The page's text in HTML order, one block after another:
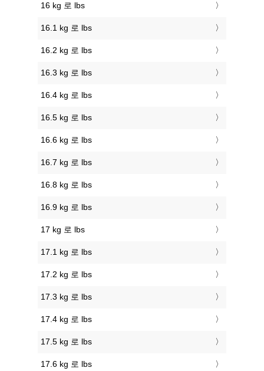
16 kg 로 lbs
16.1 kg 로 lbs
16.2 kg 로 lbs
16.3 kg 로 lbs
16.4 kg 로 lbs
16.5 kg 로 lbs
16.6 kg 로 lbs
16.7 kg 로 lbs
16.8 kg 로 lbs
16.9 kg 로 lbs
17 kg 로 lbs
17.1 kg 로 lbs
17.2 kg 로 lbs
17.3 kg 로 lbs
17.4 kg 로 lbs
17.5 kg 로 lbs
17.6 kg 로 lbs